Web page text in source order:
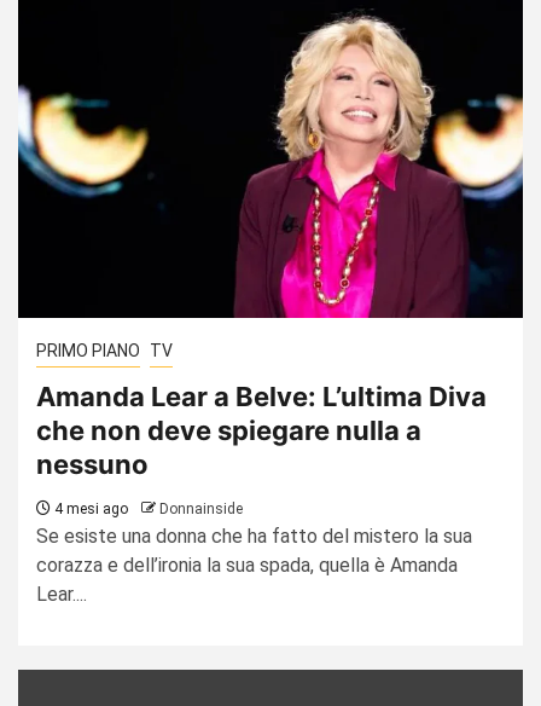
PRIMO PIANO TV
Amanda Lear a Belve: L’ultima Diva
che non deve spiegare nulla a
nessuno
4 mesi ago Donnainside
Se esiste una donna che ha fatto del mistero la sua
corazza e dell’ironia la sua spada, quella è Amanda
Lear....